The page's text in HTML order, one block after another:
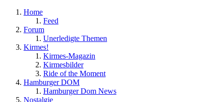
Home
Feed
Forum
Unerledigte Themen
Kirmes!
Kirmes-Magazin
Kirmesbilder
Ride of the Moment
Hamburger DOM
Hamburger Dom News
Nostalgie